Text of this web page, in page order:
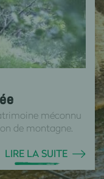
méconnu
de montagne.
LIRE LA SUITE